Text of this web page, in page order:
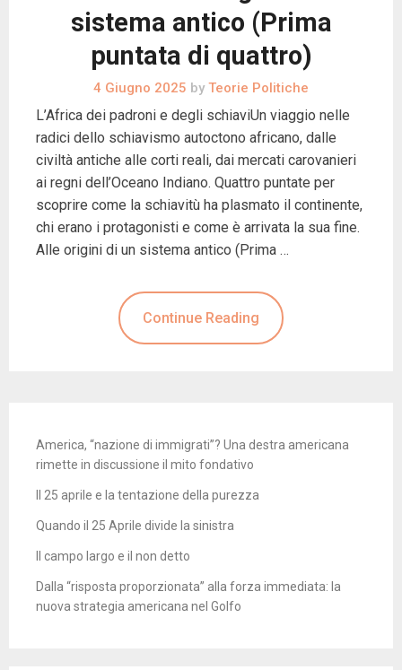
sistema antico (Prima
puntata di quattro)
4 Giugno 2025 by Teorie Politiche
L’Africa dei padroni e degli schiaviUn viaggio nelle
radici dello schiavismo autoctono africano, dalle
civiltà antiche alle corti reali, dai mercati carovanieri
ai regni dell’Oceano Indiano. Quattro puntate per
scoprire come la schiavitù ha plasmato il continente,
chi erano i protagonisti e come è arrivata la sua fine.
Alle origini di un sistema antico (Prima …
Continue Reading
America, “nazione di immigrati”? Una destra americana
rimette in discussione il mito fondativo
Il 25 aprile e la tentazione della purezza
Quando il 25 Aprile divide la sinistra
Il campo largo e il non detto
Dalla “risposta proporzionata” alla forza immediata: la
nuova strategia americana nel Golfo